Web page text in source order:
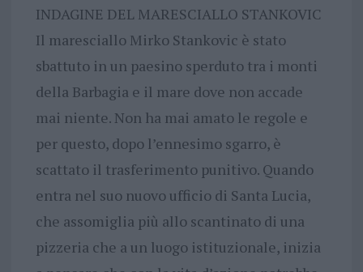
INDAGINE DEL MARESCIALLO STANKOVIC
Il maresciallo Mirko Stankovic è stato
sbattuto in un paesino sperduto tra i monti
della Barbagia e il mare dove non accade
mai niente. Non ha mai amato le regole e
per questo, dopo l’ennesimo sgarro, è
scattato il trasferimento punitivo. Quando
entra nel suo nuovo ufficio di Santa Lucia,
che assomiglia più allo scantinato di una
pizzeria che a un luogo istituzionale, inizia